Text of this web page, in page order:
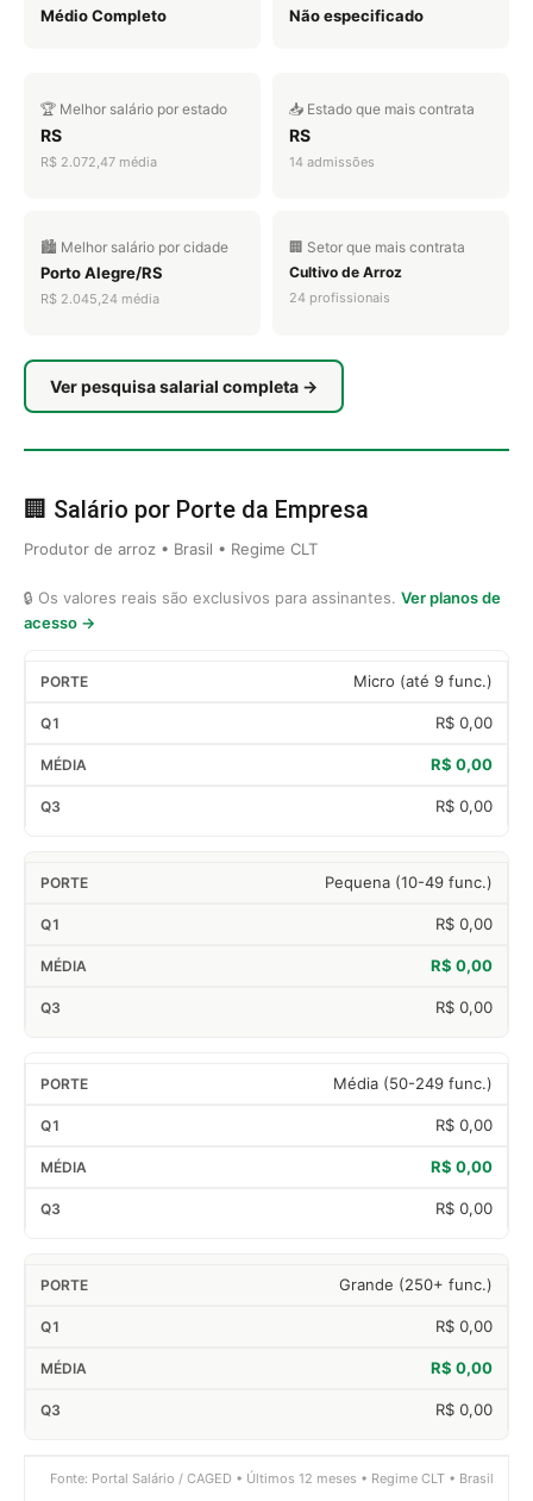
Médio Completo Não especificado
🏆 Melhor salário por estado
RS
R$ 2.072,47 média
📥 Estado que mais contrata
RS
14 admissões
🏙️ Melhor salário por cidade
Porto Alegre/RS
R$ 2.045,24 média
🏢 Setor que mais contrata
Cultivo de Arroz
24 profissionais
Ver pesquisa salarial completa →
🏢 Salário por Porte da Empresa
Produtor de arroz • Brasil • Regime CLT
🔒 Os valores reais são exclusivos para assinantes. Ver planos de
acesso →
Micro (até 9 func.)
R$ 0,00
R$ 0,00
R$ 0,00
Pequena (10-49 func.)
R$ 0,00
R$ 0,00
R$ 0,00
Média (50-249 func.)
R$ 0,00
R$ 0,00
R$ 0,00
Grande (250+ func.)
R$ 0,00
R$ 0,00
R$ 0,00
Fonte: Portal Salário / CAGED • Últimos 12 meses • Regime CLT • Brasil